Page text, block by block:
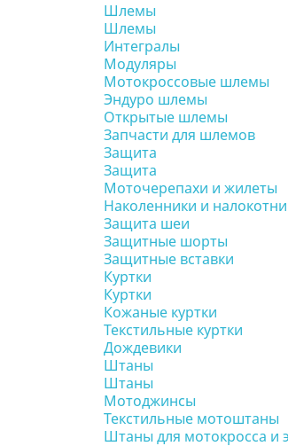
Шлемы
Шлемы
Интегралы
Модуляры
Мотокроссовые шлемы
Эндуро шлемы
Открытые шлемы
Запчасти для шлемов
Защита
Защита
Моточерепахи и жилеты
Наколенники и
Защита шеи
Защитные шорты
Защитные вставки
Куртки
Куртки
Кожаные куртки
Текстильные куртки
Дождевики
Штаны
Штаны
Мотоджинсы
Текстильные мотоштаны
Штаны для мотокросса и